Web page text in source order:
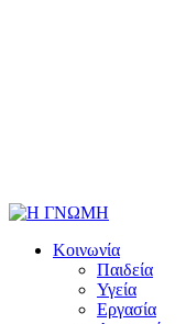
Κοινωνία
Παιδεία
Υγεία
Εργασία